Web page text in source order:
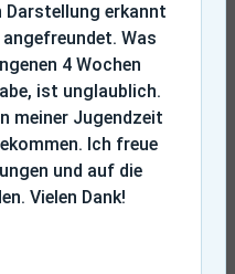
Darstellung erkannt
Was
4 Wochen
ist unglaublich.
meiner Jugendzeit
Ich freue
und auf die
Vielen Dank!